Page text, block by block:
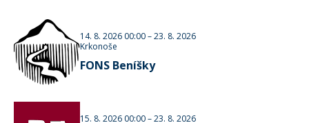
14. 8. 2026 00:00–23. 8. 2026
Krkonoše
FONS Beníšky
15. 8. 2026 00:00–23. 8. 2026